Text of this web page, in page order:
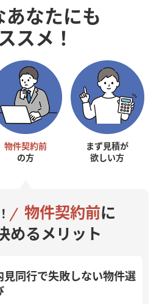
あなたにも
スメ！
物件契約前
の方
まず見積が
欲しい方
物件契約前に
めるメリット
見同行で失敗しない物件選